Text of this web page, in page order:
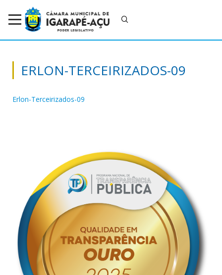
ERLON-TERCEIRIZADOS-09
Erlon-Terceirizados-09